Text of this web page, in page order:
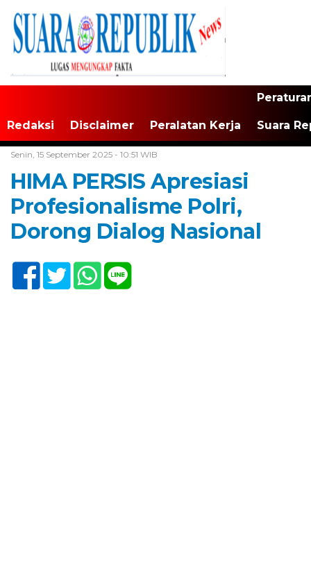
Redaksi Disclaimer Peralatan Kerja Suara
Senin, 15 September 2025 - 10:51 WIB
HIMA PERSIS Apresiasi
Profesionalisme Polri,
Dorong Dialog Nasional